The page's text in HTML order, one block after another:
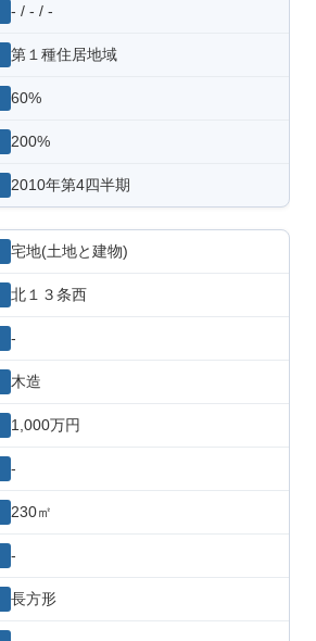
- / - / -
第１種住居地域
60%
200%
2010年第4四半期
宅地(土地と建物)
北１３条西
-
木造
1,000万円
-
230㎡
-
長方形